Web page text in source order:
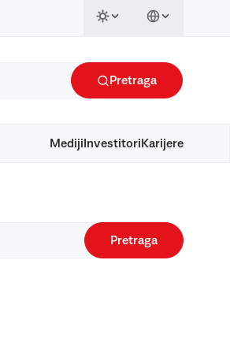
Pretraga
Mediji Investitori Karijere
Pretraga